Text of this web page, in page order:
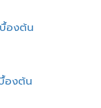
บื้องต้น
องต้น